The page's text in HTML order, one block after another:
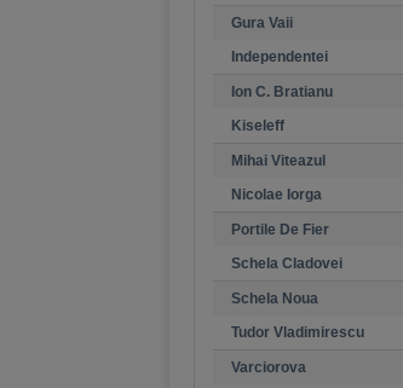
Gura Vaii
Independentei
Ion C. Bratianu
Kiseleff
Mihai Viteazul
Nicolae Iorga
Portile De Fier
Schela Cladovei
Schela Noua
Tudor Vladimirescu
Varciorova